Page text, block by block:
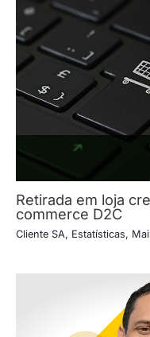
Retirada em loja
commerce D2C
Cliente SA, Estatísticas,